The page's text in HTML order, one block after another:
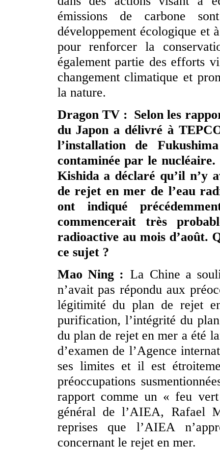
émissions de carbone
développement écologique et
pour renforcer la
également partie des efforts
changement climatique et
la nature.
Dragon TV : Selon les
du Japon a délivré à
l’installation de
contaminée par le
Kishida a déclaré qu’il n’y
de rejet en mer de l’eau
ont indiqué
commencerait très
radioactive au mois d’août.
ce sujet ?
Mao Ning :La Chine a
n’avait pas répondu aux
légitimité du plan de rejet
purification, l’intégrité du
du plan de rejet en mer a été
d’examen de l’Agence
ses limites et il est
préoccupations
rapport comme un « feu
général de l’AIEA, Rafael
reprises que l’AIEA
concernant le rejet en mer.